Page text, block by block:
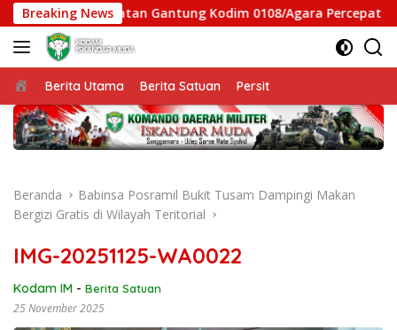
Langsung
ke
konten
Breaking News
Jembatan Gantung Kodim 0108/Agara Percepat Akses
Beranda
Berita Utama Berita Satuan Persit
Beranda
Babinsa Posramil Bukit Tusam Dampingi Makan
Bergizi Gratis di Wilayah Teritorial
IMG-20251125-WA0022
Kodam IM - Berita Satuan
25 November 2025